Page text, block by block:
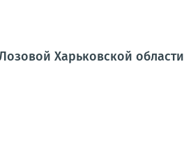
Харьковской области